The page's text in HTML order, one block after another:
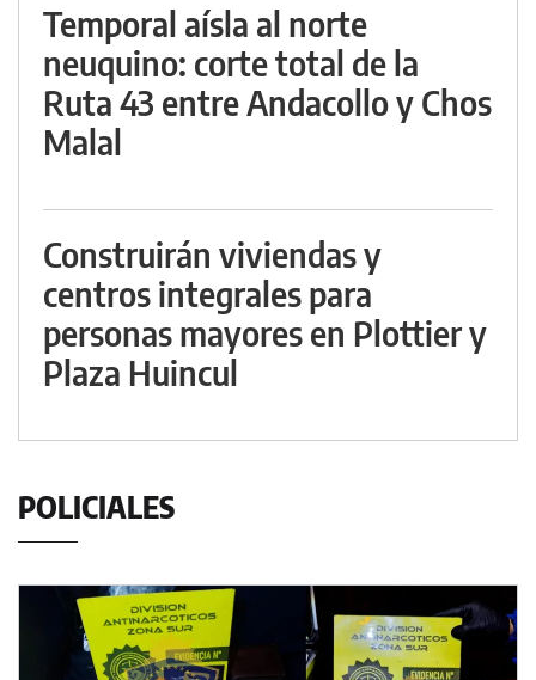
Temporal aísla al norte
neuquino: corte total de la
Ruta 43 entre Andacollo y Chos
Malal
Construirán viviendas y
centros integrales para
personas mayores en Plottier y
Plaza Huincul
POLICIALES